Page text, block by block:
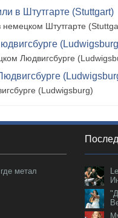
в Штутгарте (Stuttgart)
Штутгарте
Людвигсбурге
(Ludwigsburg)
метал